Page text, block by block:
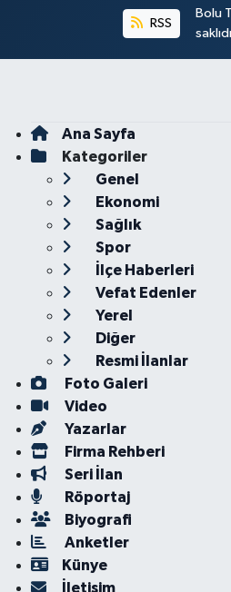
RSS
Bolu
Ana Sayfa
Kategoriler
Genel
Ekonomi
Sağlık
Spor
İlçe Haberleri
Vefat Edenler
Yerel
Diğer
Resmi İlanlar
Foto Galeri
Video
Yazarlar
Firma Rehberi
Seri İlan
Röportaj
Biyografi
Anketler
Künye
İletişim